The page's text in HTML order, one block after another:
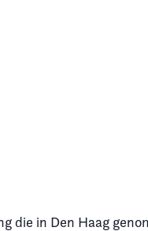
die in Den Haag